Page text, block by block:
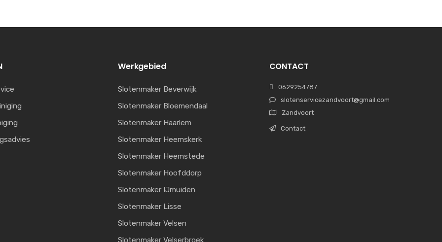
Werkgebied
Slotenmaker Beverwijk
Slotenmaker Bloemendaal
Slotenmaker Haarlem
Slotenmaker Heemskerk
Slotenmaker Heemstede
Slotenmaker Hoofddorp
Slotenmaker IJmuiden
Slotenmaker Lisse
Slotenmaker Velsen
Slotenmaker Velserbroek
CONTACT
0629254787
slotenservicezandvoort@gmail.com
Zandvoort
Contact